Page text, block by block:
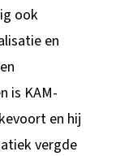
ook
en
is KAM-
en hij
vergde